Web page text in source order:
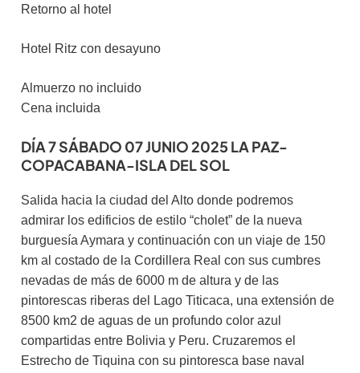
Retorno al hotel
Hotel Ritz con desayuno
Almuerzo no incluido
Cena incluida
DÍA 7 SÁBADO 07 JUNIO 2025 LA PAZ-
COPACABANA-ISLA DEL SOL
Salida hacia la ciudad del Alto donde podremos
admirar los edificios de estilo “cholet” de la nueva
burguesía Aymara y continuación con un viaje de 150
km al costado de la Cordillera Real con sus cumbres
nevadas de más de 6000 m de altura y de las
pintorescas riberas del Lago Titicaca, una extensión de
8500 km2 de aguas de un profundo color azul
compartidas entre Bolivia y Peru. Cruzaremos el
Estrecho de Tiquina con su pintoresca base naval